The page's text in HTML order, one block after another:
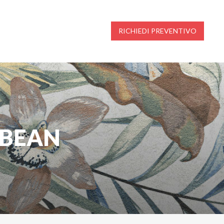
RICHIEDI PREVENTIVO